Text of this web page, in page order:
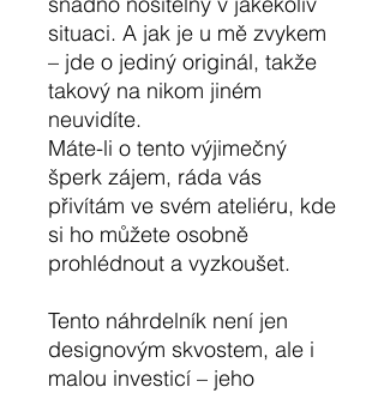
situaci. A jak je u mě zvykem
– jde o jediný originál, takže
takový na nikom jiném
neuvidíte.
Máte-li o tento výjimečný
šperk zájem, ráda vás
přivítám ve svém ateliéru, kde
si ho můžete osobně
prohlédnout a vyzkoušet.
Tento náhrdelník není jen
designovým skvostem, ale i
malou investicí – jeho